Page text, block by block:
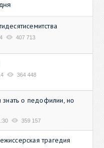
407 713
364 448
знать о педофилии, но
359 157
трагедия